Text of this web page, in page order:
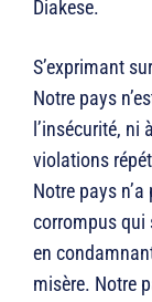
Diakese.
S’exprimant
Notre pays
l’insécurité,
violations
Notre pays
corrompus qui
en
misère. Notre